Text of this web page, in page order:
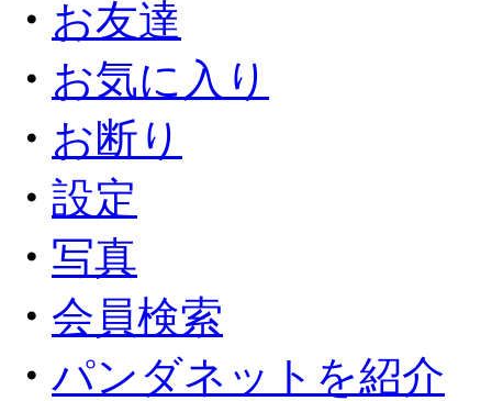
・ お友達
・ お気に入り
・ お断り
・ 設定
・ 写真
・ 会員検索
・ パンダネットを紹介